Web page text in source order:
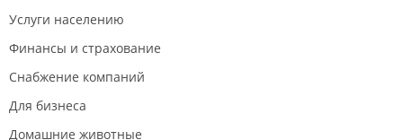
Услуги населению
Финансы и страхование
Снабжение компаний
Для бизнеса
Домашние животные